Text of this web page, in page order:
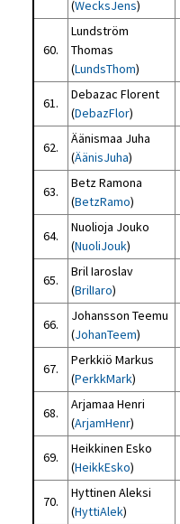
(WecksJens)
60.
Lundström
Thomas
(LundsThom)
61.
Debazac Florent
(DebazFlor)
62.
Äänismaa Juha
(ÄänisJuha)
63.
Betz Ramona
(BetzRamo)
64.
Nuolioja Jouko
(NuoliJouk)
65.
Bril Iaroslav
(BrilIaro)
66.
Johansson Teemu
(JohanTeem)
67.
Perkkiö Markus
(PerkkMark)
68.
Arjamaa Henri
(ArjamHenr)
69.
Heikkinen Esko
(HeikkEsko)
70.
Hyttinen Aleksi
(HyttiAlek)